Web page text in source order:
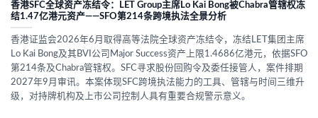
香港SFC全球资产冻结令：LET Group主席Lo Kai Bong被Chabra管辖权冻
结1.47亿港元资产——SFO第214条跨境执法全景分析
香港证监会2026年6月取得高等法院全球资产冻结令，冻结LET集团主席
Lo Kai Bong及其BVI公司Major Success资产上限1.4686亿港元，依据SFO
第214条及Chabra管辖权。SFC寻求股份回购令及委任接管人，案件排期
2027年9月审讯。本案体现SFC跨境执法能力的工具、管辖与时间三维升
级，对持牌机构及上市公司控制人具有重要合规警示意义。